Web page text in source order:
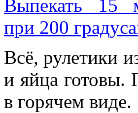
Всё, рулетики
и яйца готовы.
в горячем виде.